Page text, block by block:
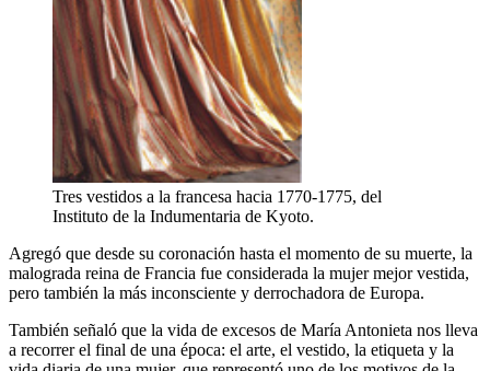
Tres vestidos a la francesa hacia 1770-1775, del
Instituto de la Indumentaria de Kyoto.
Agregó que desde su coronación hasta el momento de su muerte, la
malograda reina de Francia fue considerada la mujer mejor vestida,
pero también la más inconsciente y derrochadora de Europa.
También señaló que la vida de excesos de María Antonieta nos lleva
a recorrer el final de una época: el arte, el vestido, la etiqueta y la